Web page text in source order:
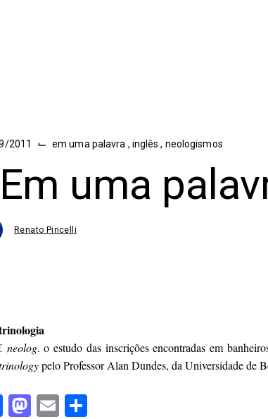
2011 ⌙ em uma palavra , inglês, neologismos
uma
Renato Pincelli
neolog. o estudo das inscrições encontradas em
pelo Professor Alan Dundes, da Universidade de
Facebook
Mastodon
Email